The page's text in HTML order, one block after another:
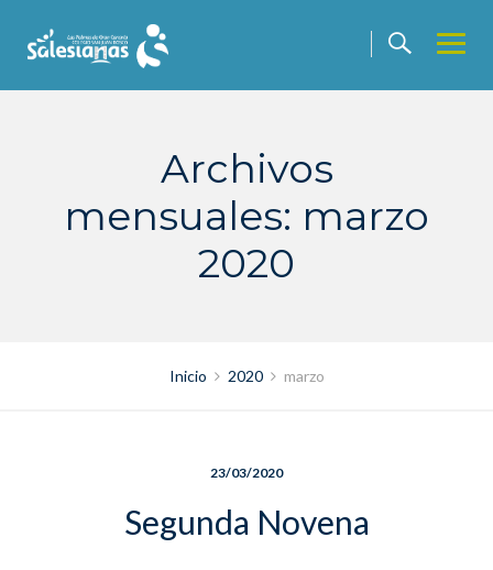
contenido
Archivos
mensuales: marzo
2020
Inicio 2020 marzo
23/03/2020
Segunda Novena